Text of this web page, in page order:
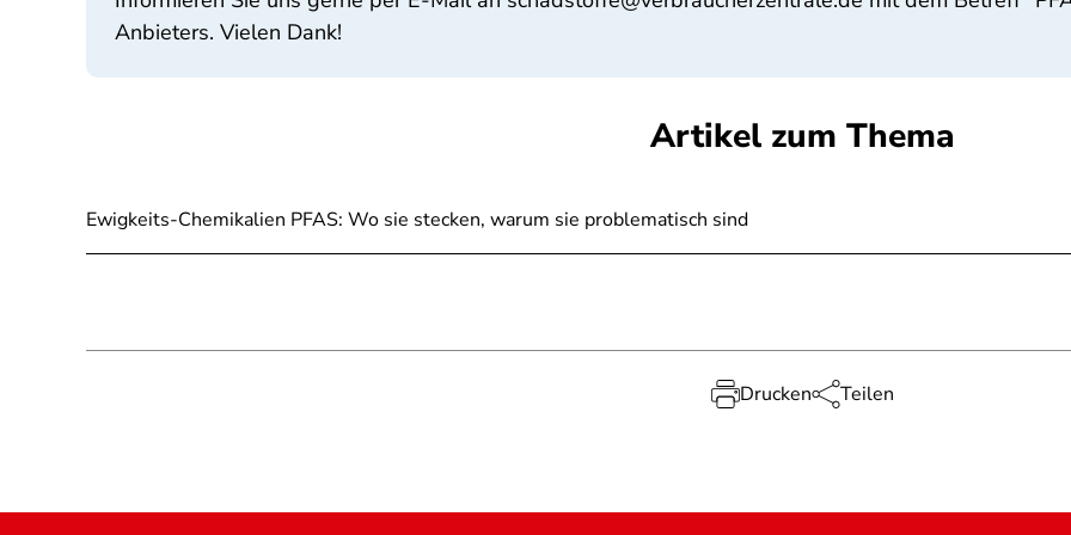
Anbieters. Vielen Dank!
Artikel zum Thema
Ewigkeits-Chemikalien PFAS: Wo sie stecken, warum sie problematisch sind
Drucken Teilen